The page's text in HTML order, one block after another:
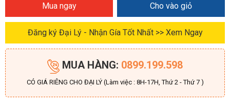
Mua ngay Cho vào giỏ
Đăng ký Đại Lý - Nhận Gía Tốt Nhất >> Xem Ngay
MUA HÀNG: 0899.199.598
CÓ GIÁ RIÊNG CHO ĐẠI LÝ (Làm việc : 8H-17H, Thứ 2 - Thứ 7 )